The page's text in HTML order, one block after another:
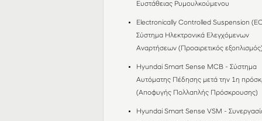
Ευστάθειας Ρυμουλκούμενου
Electronically Controlled Suspension
Σύστημα Ηλεκτρονικά Ελεγχόμενων
Αναρτήσεων (Προαιρετικός
Hyundai Smart Sense MCB - Σύστημα
Αυτόματης Πέδησης μετά την 1η
(Αποφυγής Πολλαπλής Πρόσκρουσης)
Hyundai Smart Sense VSM -